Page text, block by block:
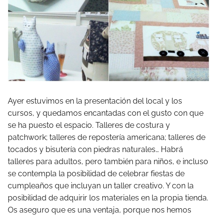
Ayer estuvimos en la presentación del local y los
cursos, y quedamos encantadas con el gusto con que
se ha puesto el espacio. Talleres de costura y
patchwork; talleres de repostería americana; talleres de
tocados y bisutería con piedras naturales… Habrá
talleres para adultos, pero también para niños, e incluso
se contempla la posibilidad de celebrar fiestas de
cumpleaños que incluyan un taller creativo. Y con la
posibilidad de adquirir los materiales en la propia tienda.
Os aseguro que es una ventaja, porque nos hemos